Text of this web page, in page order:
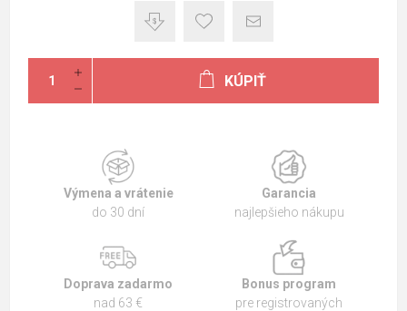
KÚPIŤ
Výmena a vrátenie
do 30 dní
Garancia
najlepšieho nákupu
Doprava zadarmo
nad 63 €
Bonus program
pre registrovaných